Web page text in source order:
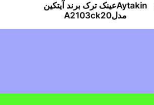
Aytakinعینک ترک برند آیتکین
مدلA2103ck20